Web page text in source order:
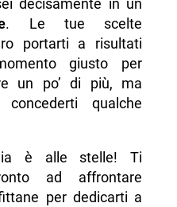
decisamente in un
. Le tue scelte
portarti a risultati
giusto per
un po’ di più, ma
qualche
è alle stelle! Ti
ad affrontare
per dedicarti a